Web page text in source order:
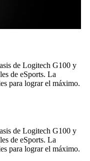
de Logitech G100 y
de eSports. La
para lograr el máximo.
de Logitech G100 y
de eSports. La
para lograr el máximo.